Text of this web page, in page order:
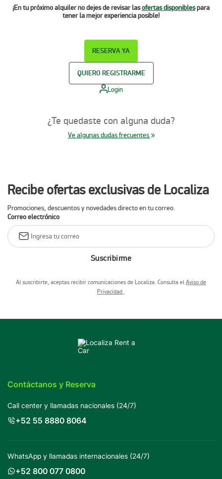
¡En tu próximo alquiler no dejes de revisar lasofertas disponiblespara
tener la mejor experiencia posible!
RESERVA YA
QUIERO REGISTRARME
Login
¿Te quedaste con alguna duda?
Ve algunas dudas frecuentes
Recibe ofertas exclusivas de Localiza
Promociones, descuentos y novedades directo en tu correo.
Correo electrónico
Suscribirme
Al suscribirte, aceptas recibir comunicaciones de Localiza. Consulta el Aviso de
Privacidad .
Contáctanos y Reserva
Call center y llamadas nacionales (24/7)
+52 55 8880 8064
WhatsApp y llamadas internacionales (24/7)
+52 800 077 0800